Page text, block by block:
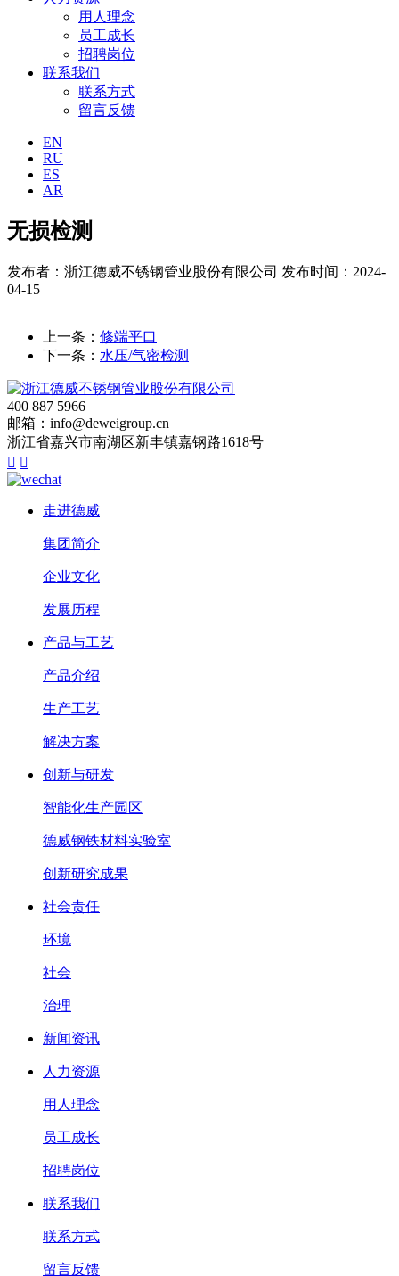
用人理念
员工成长
招聘岗位
联系我们
联系方式
留言反馈
EN
RU
ES
AR
无损检测
发布者：浙江德威不锈钢管业股份有限公司 发布时间：2024-
04-15
上一条： 修端平口
下一条： 水压/气密检测
400 887 5966
邮箱：info@deweigroup.cn
浙江省嘉兴市南湖区新丰镇嘉钢路1618号
 
走进德威
集团简介
企业文化
发展历程
产品与工艺
产品介绍
生产工艺
解决方案
创新与研发
智能化生产园区
德威钢铁材料实验室
创新研究成果
社会责任
环境
社会
治理
新闻资讯
人力资源
用人理念
员工成长
招聘岗位
联系我们
联系方式
留言反馈